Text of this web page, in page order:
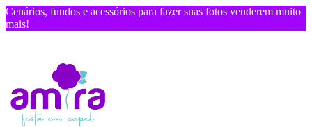
Cenários, fundos e acessórios para fazer suas fotos venderem muito
mais!